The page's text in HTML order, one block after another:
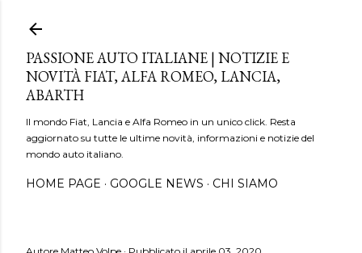
PASSIONE AUTO ITALIANE | NOTIZIE E
NOVITÀ FIAT, ALFA ROMEO, LANCIA,
ABARTH
Il mondo Fiat, Lancia e Alfa Romeo in un unico click. Resta
aggiornato su tutte le ultime novità, informazioni e notizie del
mondo auto italiano.
HOME PAGE GOOGLE NEWS CHI SIAMO